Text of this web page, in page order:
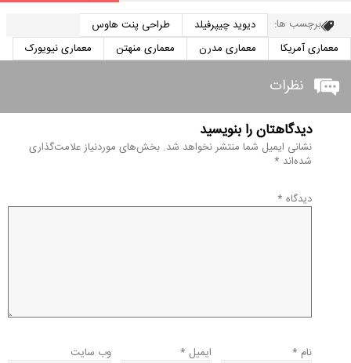
برچسب ها: دیوید چیپرفیلد
طراحی پنت هاوس
معماری آمریکا
معماری مدرن معماری منهتن معماری نیویورک
نظرات
دیدگاهتان را بنویسید
نشانی ایمیل شما منتشر نخواهد شد. بخش‌های موردنیاز علامت‌گذاری
شده‌اند *
دیدگاه *
نام * ایمیل * وب‌ سایت